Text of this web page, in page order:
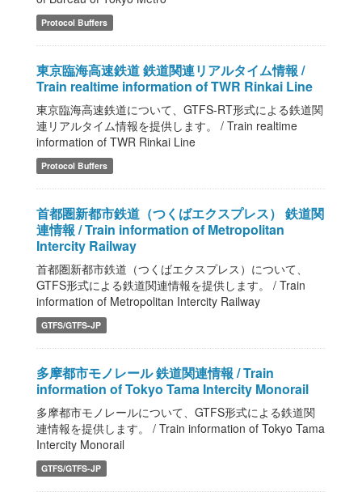
Protocol Buffers
東京臨海高速鉄道 鉄道関連リアルタイム情報 /
Train realtime information of TWR Rinkai Line
東京臨海高速鉄道について、GTFS-RT形式による鉄道関
連リアルタイム情報を提供します。 / Train realtime
information of TWR Rinkai Line
Protocol Buffers
首都圏新都市鉄道（つくばエクスプレス） 鉄道関
連情報 / Train information of Metropolitan
Intercity Railway
首都圏新都市鉄道（つくばエクスプレス）について、
GTFS形式による鉄道関連情報を提供します。 / Train
information of Metropolitan Intercity Railway
GTFS/GTFS-JP
多摩都市モノレール 鉄道関連情報 / Train
information of Tokyo Tama Intercity Monorail
多摩都市モノレールについて、GTFS形式による鉄道関
連情報を提供します。 / Train information of Tokyo Tama
Intercity Monorail
GTFS/GTFS-JP